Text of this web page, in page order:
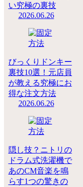
い究極の裏技
2026.06.26
びっくりドンキー
裏技10選！元店員
が教える究極にお
得な注文方法
2026.06.26
隠し技？ニトリの
ドラム式洗濯機で
あのCM音楽を鳴
らす1つの驚きの